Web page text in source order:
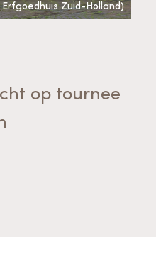
voor
op tournee
Zuid-Holland)